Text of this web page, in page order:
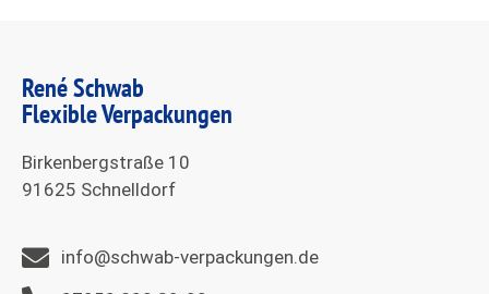
René Schwab
Flexible Verpackungen
Birkenbergstraße 10
91625 Schnelldorf
info@schwab-verpackungen.de